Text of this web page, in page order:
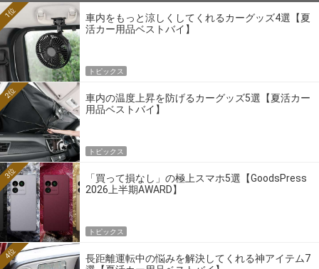
車内をもっと涼しくしてくれるカーグッズ4選【夏
活カー用品ベストバイ】
1位
トピックス
車内の温度上昇を防げるカーグッズ5選【夏活カー
用品ベストバイ】
2位
トピックス
「買って損なし」の極上スマホ5選【GoodsPress
2026上半期AWARD】
3位
トピックス
長距離運転中の悩みを解決してくれる神アイテム7
4位